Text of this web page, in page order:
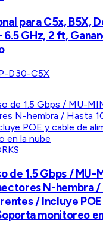
para C5x, B5X,
6.5 GHz, 2 ft,
D30-C5X
de 1.5 Gbps / MU-
N-hembra /
/ Incluye
monitoreo